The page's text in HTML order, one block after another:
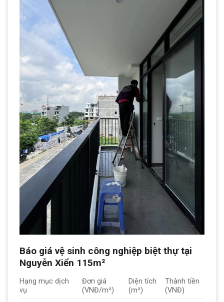
Báo giá vệ sinh công nghiệp biệt thự tại
Nguyễn Xiển 115m²
Hạng mục dịch
vụ
Đơn giá
(VNĐ/m²)
Diện tích
(m²)
Thành tiền
(VNĐ)